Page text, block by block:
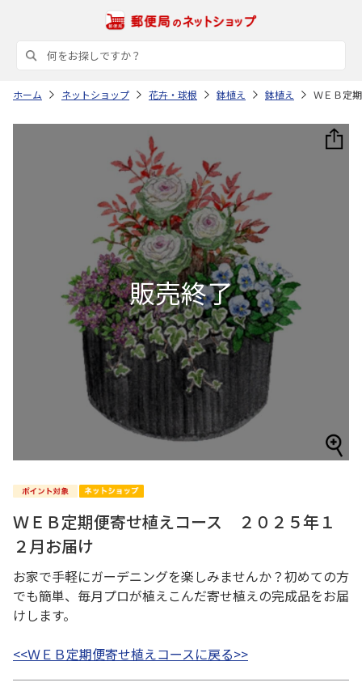
ホーム ネットショップ 花卉・球根 鉢植え 鉢植え ＷＥＢ定
ＷＥＢ定期便寄せ植えコース ２０２５年１
２月お届け
お家で手軽にガーデニングを楽しみませんか？初めての方
でも簡単、毎月プロが植えこんだ寄せ植えの完成品をお届
けします。
<<ＷＥＢ定期便寄せ植えコースに戻る>>